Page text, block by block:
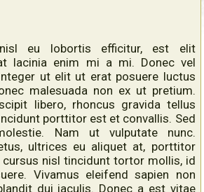
nisl eu lobortis efficitur, est elit
lacinia enim mi a mi. Donec vel
ut elit ut erat posuere luctus
malesuada non ex ut pretium.
libero, rhoncus gravida tellus
porttitor est et convallis. Sed
Nam ut vulputate nunc.
ultrices eu aliquet at, porttitor
cursus nisl tincidunt tortor mollis, id
Vivamus eleifend sapien non
dui iaculis. Donec a est vitae